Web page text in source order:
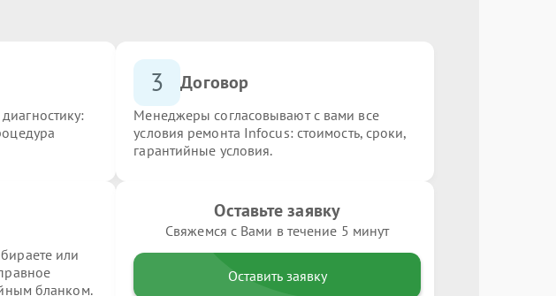
3 Договор
Менеджеры согласовывают с вами все
условия ремонта Infocus: стоимость, сроки,
гарантийные условия.
или
бланком.
Оставьте заявку
Свяжемся с Вами в течение 5 минут
Оставить заявку